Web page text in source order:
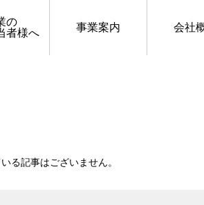
の
者様へ
事業案内 会社
る記事はございません。